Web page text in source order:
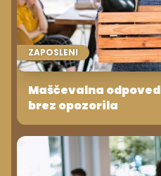
ZAPOSLENI
Maščevalna
brez opozorila